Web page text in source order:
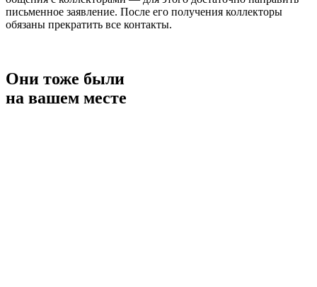
письменное заявление. После его получения коллекторы
обязаны прекратить все контакты.
Они тоже были
на вашем месте